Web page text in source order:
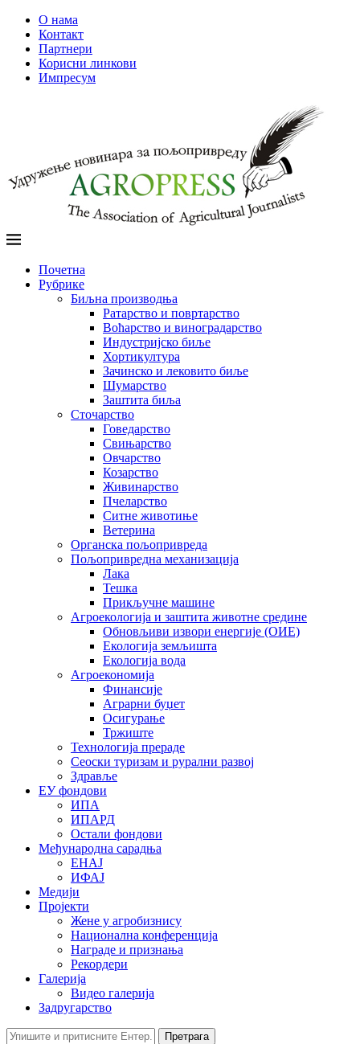
О нама
Контакт
Партнери
Корисни линкови
Импресум
Почетна
Рубрике
Биљна производња
Ратарство и повртарство
Воћарство и виноградарство
Индустријско биље
Хортикултура
Зачинско и лековито биље
Шумарство
Заштита биља
Сточарство
Говедарство
Свињарство
Овчарство
Козарство
Живинарство
Пчеларство
Ситне животиње
Ветерина
Органска пољопривреда
Пољопривредна механизација
Лака
Тешка
Прикључне машине
Агроекологија и заштита животне средине
Обновљиви извори енергије (ОИЕ)
Екологија земљишта
Екологија вода
Агроекономија
Финансије
Аграрни буџет
Осигурање
Тржиште
Технологија прераде
Сеоски туризам и рурални развој
Здравље
ЕУ фондови
ИПА
ИПАРД
Остали фондови
Међународна сарадња
ЕНАЈ
ИФАЈ
Медији
Пројекти
Жене у агробизнису
Национална конференција
Награде и признања
Рекордери
Галерија
Видео галерија
Задругарство
Претрага